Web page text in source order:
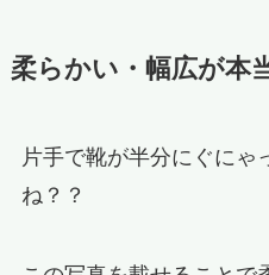
柔らかい・幅広が本
片手で靴が半分にぐにゃ
ね？？